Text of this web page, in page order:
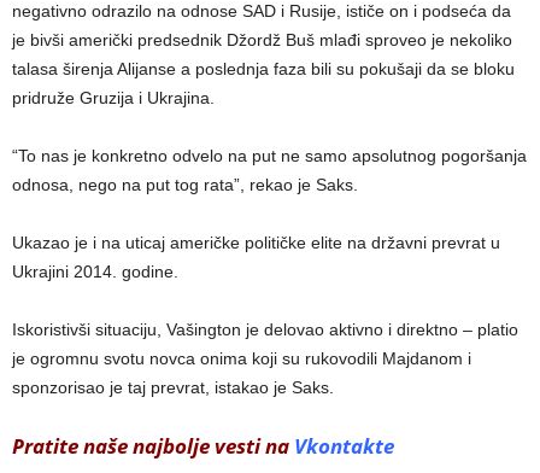
negativno odrazilo na odnose SAD i Rusije, ističe on i podseća da
je bivši američki predsednik Džordž Buš mlađi sproveo je nekoliko
talasa širenja Alijanse a poslednja faza bili su pokušaji da se bloku
pridruže Gruzija i Ukrajina.
“To nas je konkretno odvelo na put ne samo apsolutnog pogoršanja
odnosa, nego na put tog rata”, rekao je Saks.
Ukazao je i na uticaj američke političke elite na državni prevrat u
Ukrajini 2014. godine.
Iskoristivši situaciju, Vašington je delovao aktivno i direktno – platio
je ogromnu svotu novca onima koji su rukovodili Majdanom i
sponzorisao je taj prevrat, istakao je Saks.
Pratite naše najbolje vesti na Vkontakte